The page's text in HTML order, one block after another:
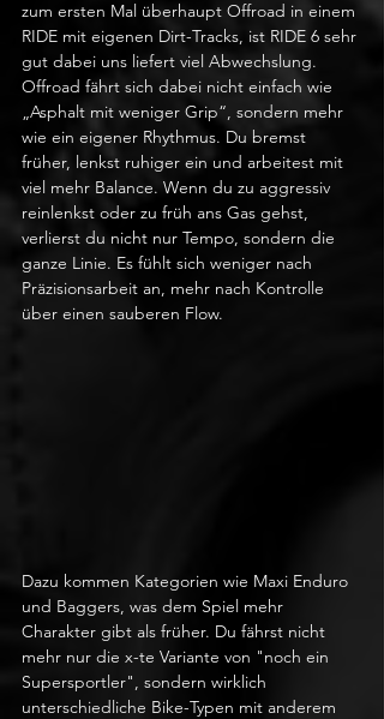
zum ersten Mal überhaupt Offroad in einem
RIDE mit eigenen Dirt-Tracks, ist RIDE 6 sehr
gut dabei uns liefert viel Abwechslung.
Offroad fährt sich dabei nicht einfach wie
„Asphalt mit weniger Grip“, sondern mehr
wie ein eigener Rhythmus. Du bremst
früher, lenkst ruhiger ein und arbeitest mit
viel mehr Balance. Wenn du zu aggressiv
reinlenkst oder zu früh ans Gas gehst,
verlierst du nicht nur Tempo, sondern die
ganze Linie. Es fühlt sich weniger nach
Präzisionsarbeit an, mehr nach Kontrolle
über einen sauberen Flow.
Dazu kommen Kategorien wie Maxi Enduro
und Baggers, was dem Spiel mehr
Charakter gibt als früher. Du fährst nicht
mehr nur die x-te Variante von "noch ein
Supersportler", sondern wirklich
unterschiedliche Bike-Typen mit anderem